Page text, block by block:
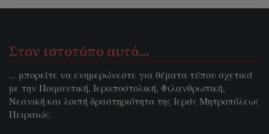
Στον ιστοτόπο αυτό…
... μπορείτε να ενημερώνεστε για θέματα τύπου σχετικά
με την Ποιμαντική, Ιεραποστολική, Φιλανθρωπική,
Νεανική και λοιπή δραστηριότητα της Ιεράς Μητροπόλεως
Πειραιώς.